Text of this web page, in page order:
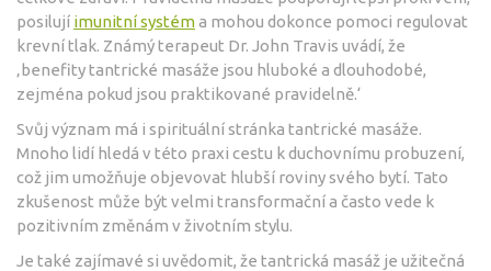
posilují imunitní systéma mohou dokonce pomoci regulovat
krevní tlak. Známý terapeut Dr. John Travis uvádí, že
‚benefity tantrické masáže jsou hluboké a dlouhodobé,
zejména pokud jsou praktikované pravidelně.‘
Svůj význam má i spirituální stránka tantrické masáže.
Mnoho lidí hledá v této praxi cestu k duchovnímu probuzení,
což jim umožňuje objevovat hlubší roviny svého bytí. Tato
zkušenost může být velmi transformační a často vede k
pozitivním změnám v životním stylu.
Je také zajímavé si uvědomit, že tantrická masáž je užitečná